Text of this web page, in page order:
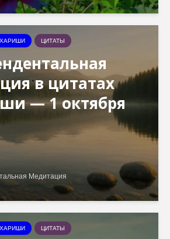
ЦИТАТЫ
в цитатах
— 1 октября
Медитация
ЦИТАТЫ